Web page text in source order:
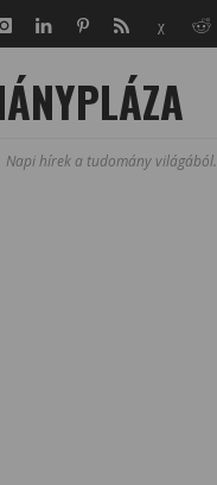
Napi hírek a tudomány világából.